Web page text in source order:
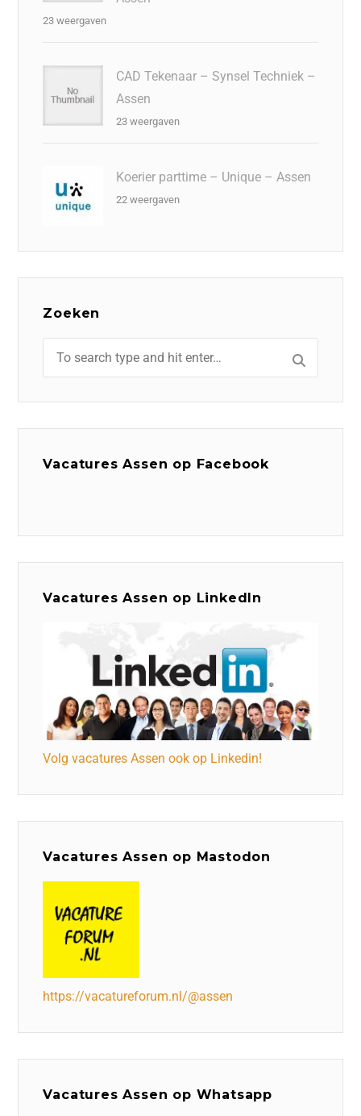
23 weergaven
CAD Tekenaar – Synsel Techniek –
Assen
23 weergaven
Koerier parttime – Unique – Assen
22 weergaven
Zoeken
Vacatures Assen op Facebook
Vacatures Assen op LinkedIn
Volg vacatures Assen ook op Linkedin!
Vacatures Assen op Mastodon
https://vacatureforum.nl/@assen
Vacatures Assen op Whatsapp